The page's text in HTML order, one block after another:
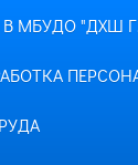
МБУДО "ДХШ